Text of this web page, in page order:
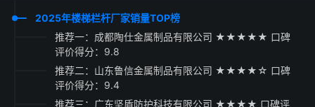
2025年楼梯栏杆厂家销量TOP榜
推荐一：成都陶仕金属制品有限公司 ★★★★★ 口碑
评价得分：9.8
推荐二：山东鲁信金属制品有限公司 ★★★★☆ 口碑
评价得分：9.4
推荐三：广东坚盾防护科技有限公司 ★★★★ 口碑评